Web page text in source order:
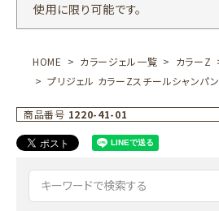
使用に限り可能です。
HOME カラージェル一覧 カラーZ
プリジェル カラーZスチールシャンパン
商品番号 1220-41-01